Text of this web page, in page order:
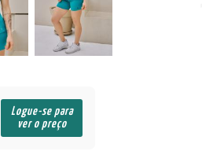
Logue-se para
ver o preço